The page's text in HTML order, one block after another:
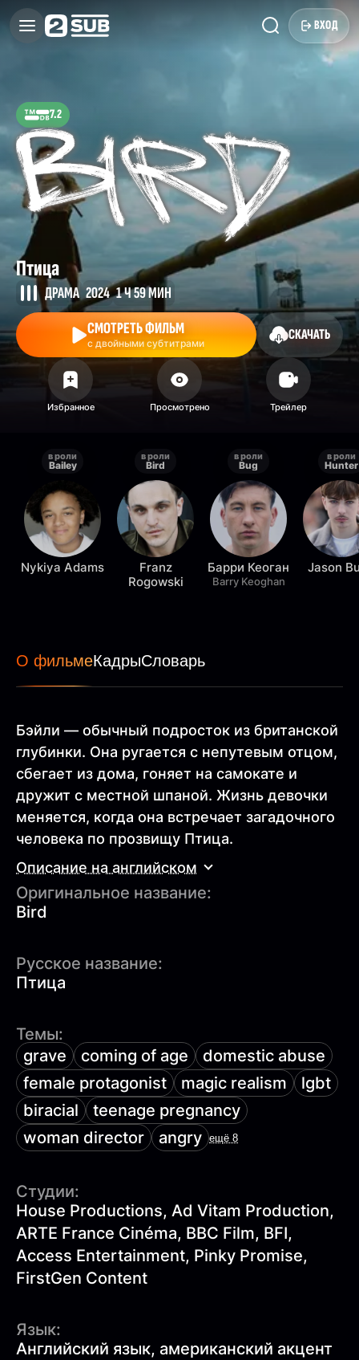
ВХОД
7.2
Птица
ДРАМА 2024 1 Ч 59 МИН
СМОТРЕТЬ ФИЛЬМ
с двойными субтитрами
СКАЧАТЬ
в роли
Bailey
Nykiya Adams
в роли
Bird
Franz
Rogowski
в роли
Bug
Барри Кеоган
Barry Keoghan
в роли
Hunter
Jason
О фильмеКадрыСловарь
Бэйли — обычный подросток из британской
глубинки. Она ругается с непутевым отцом,
сбегает из дома, гоняет на самокате и
дружит с местной шпаной. Жизнь девочки
меняется, когда она встречает загадочного
человека по прозвищу Птица.
Описание на английском
Оригинальное название:
Bird
Русское название:
Птица
Темы:
grave
coming of age
domestic abuse
female protagonist
magic realism
lgbt
biracial
teenage pregnancy
woman director
angry ещё 8
Студии:
House Productions, Ad Vitam Production,
ARTE France Cinéma, BBC Film, BFI,
Access Entertainment, Pinky Promise,
FirstGen Content
Язык:
Английский язык, американский акцент